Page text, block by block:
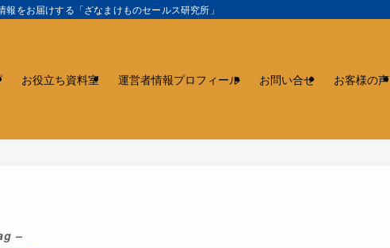
をお届けする「ざなまけものセールス研究所」
お役立ち資料室 運営者情報プロフィール お問い合せ お客様の声
–